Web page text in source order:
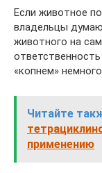
Если животное
владельцы
животного на
«копнем»
Читайте
применению